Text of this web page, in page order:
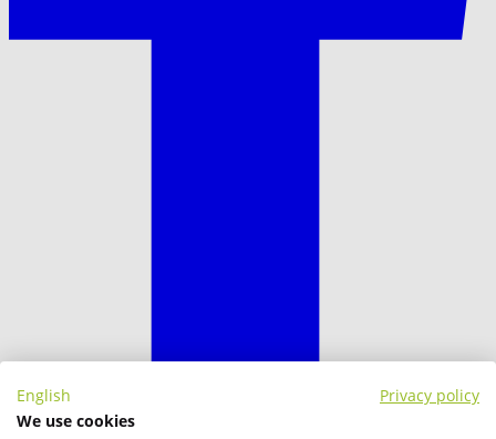
English
Privacy policy
We use cookies